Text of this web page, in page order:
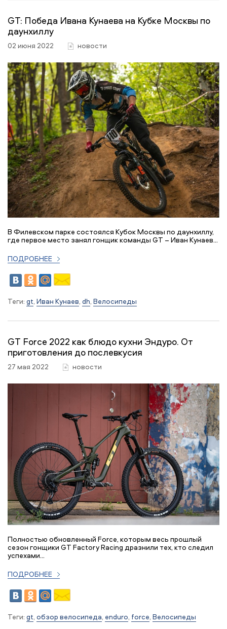
GT: Победа Ивана Кунаева на Кубке Москвы по
даунхиллу
02 июня 2022 новости
В Филевском парке состоялся Кубок Москвы по даунхиллу,
где первое место занял гонщик команды GT – Иван Кунаев...
ПОДРОБНЕЕ
Теги: gt, Иван Кунаев, dh, Велосипеды
GT Force 2022 как блюдо кухни Эндуро. От
приготовления до послевкусия
27 мая 2022 новости
Полностью обновленный Force, которым весь прошлый
сезон гонщики GT Factory Racing дразнили тех, кто следил
успехами...
ПОДРОБНЕЕ
Теги: gt, обзор велосипеда, enduro, force, Велосипеды